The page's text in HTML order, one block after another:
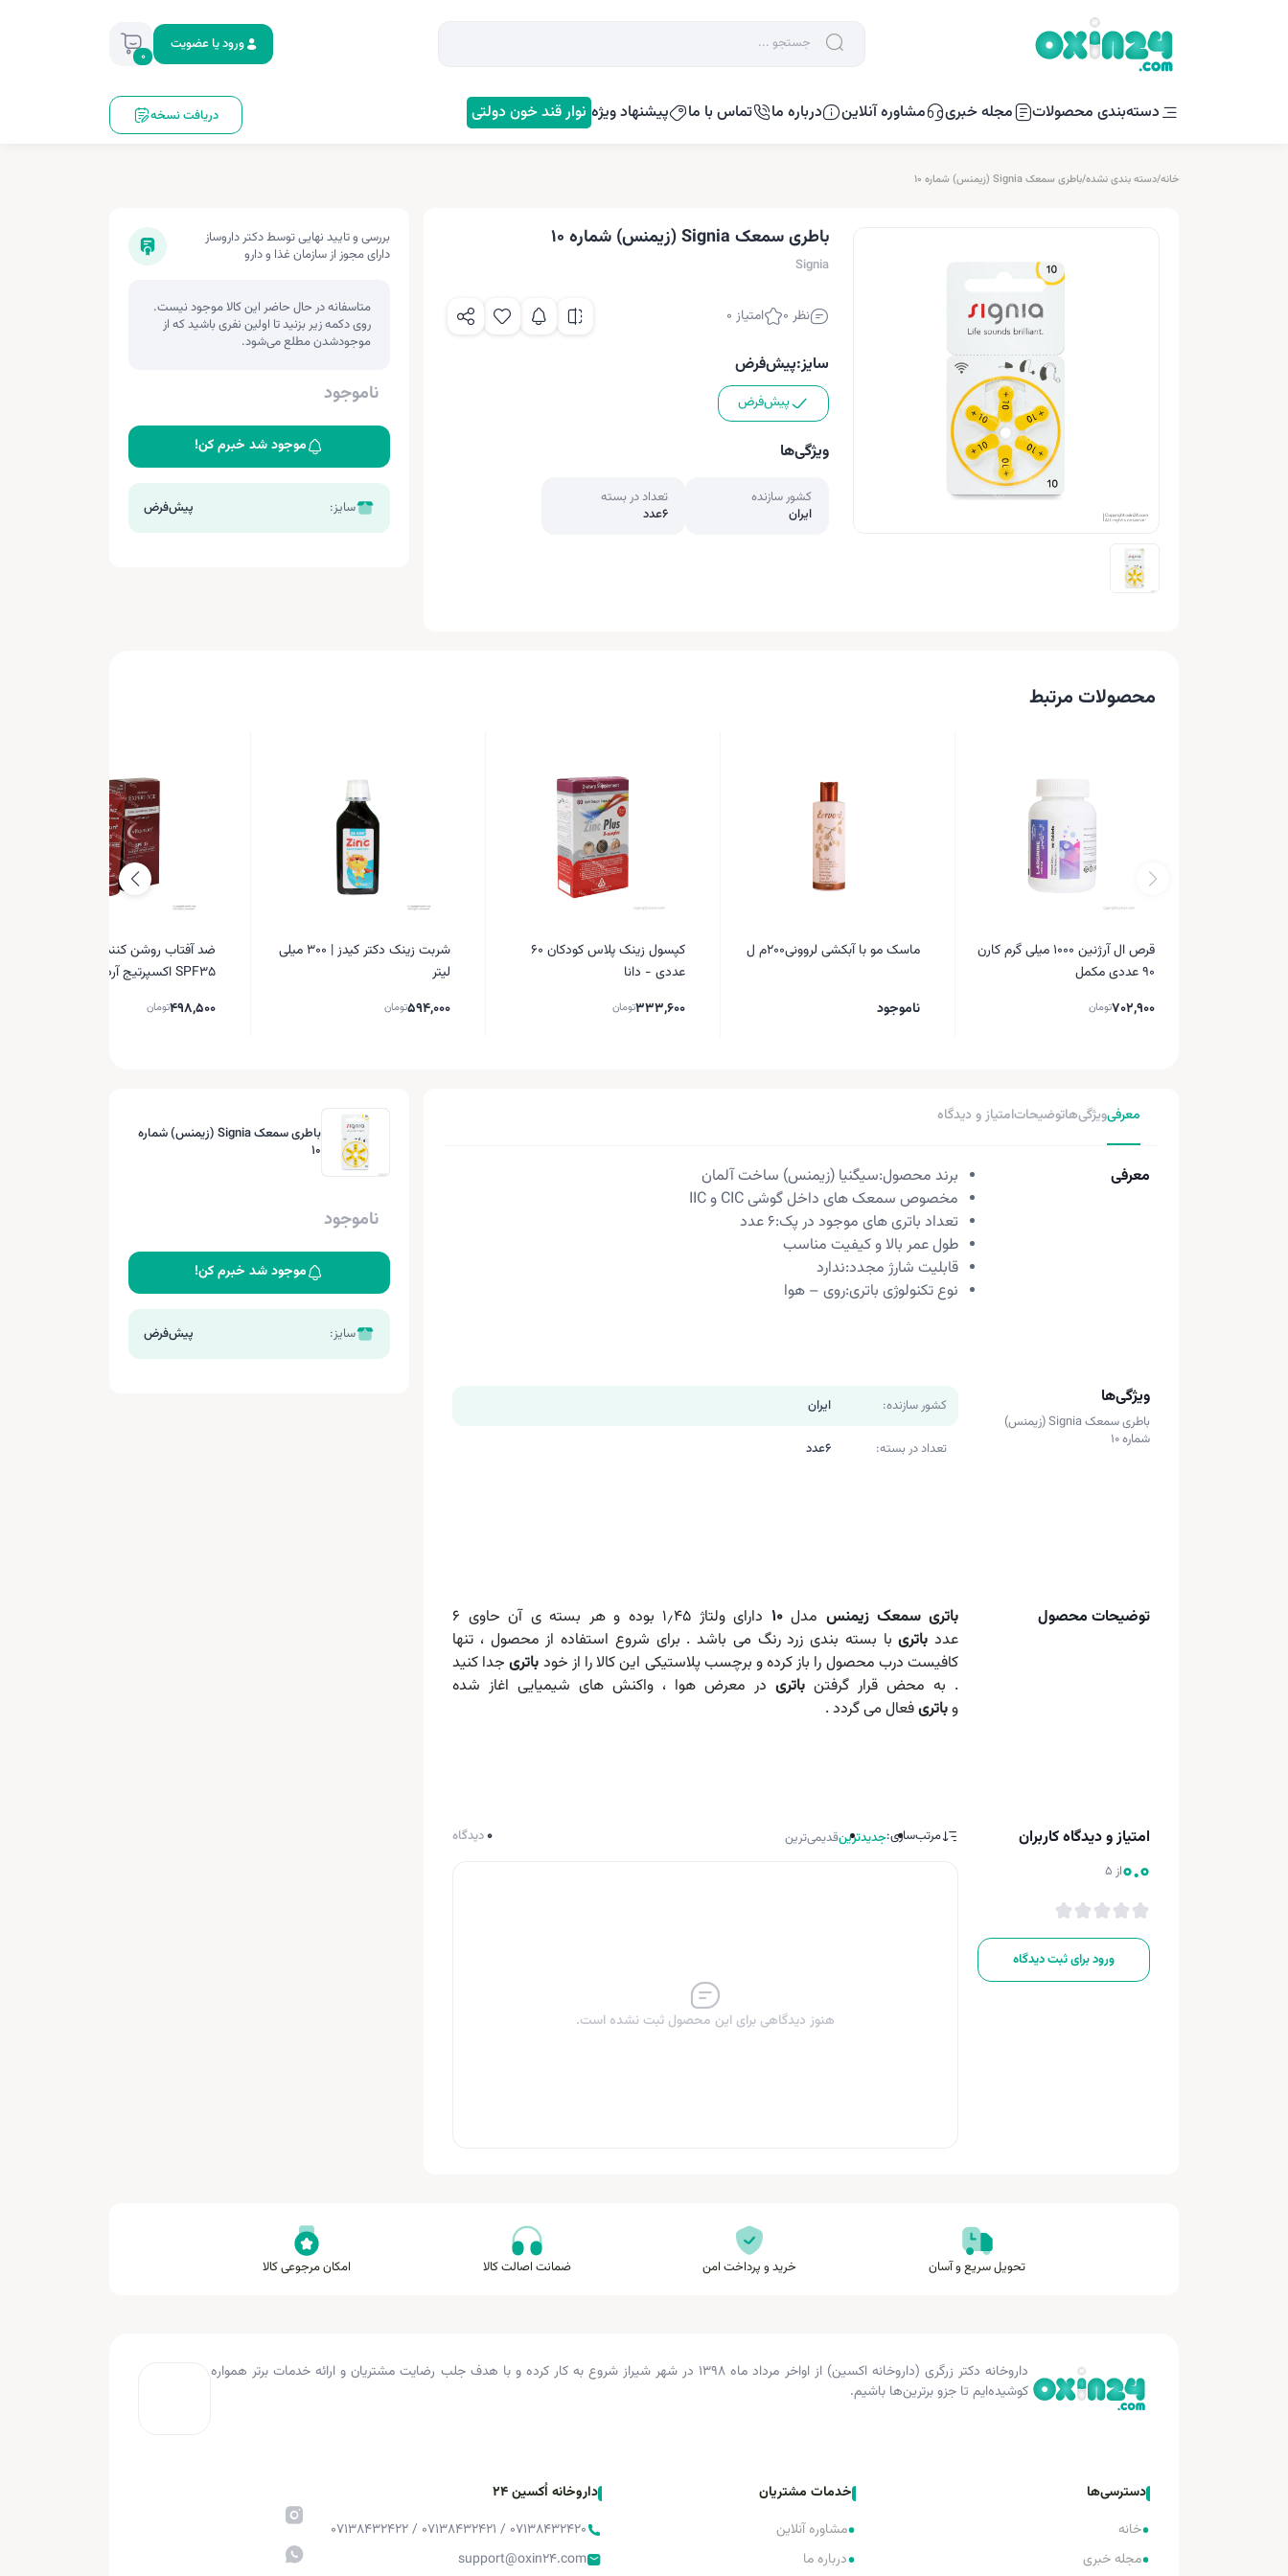
ورود یا عضویت
0
دسته‌بندی محصولات مجله خبری مشاوره آنلاین درباره ما تماس با ما پیشنهاد ویژه نوار قند خون دولتی دریافت نسخه
خانه/دسته بندی نشده/باطری سمعک Signia (زیمنس) شماره 10
باطری سمعک Signia (زیمنس) شماره 10
Signia
نظر 0 امتیاز 0
سایز:پیش‌فرض
پیش‌فرض
ویژگی‌ها
کشور سازنده
ایران
تعداد در بسته
6عدد
بررسی و تایید نهایی توسط دکتر داروساز
دارای مجوز از سازمان غذا و دارو
متاسفانه در حال حاضر این کالا موجود نیست.
روی دکمه زیر بزنید تا اولین نفری باشید که از
موجودشدن مطلع می‌شود.
ناموجود
موجود شد خبرم کن!
سایز: پیش‌فرض
محصولات مرتبط
قرص ال آرژنین 1000 میلی گرم کارن
90 عددی مکمل
702,900تومان
ماسک مو با آبکشی لروونی200م ل
ناموجود
کپسول زینک پلاس کودکان 60
عددی - دانا
333,600تومان
شربت زینک دکتر کیدز | 300 میلی
لیتر
594,000تومان
ضد آفتاب روشن کننده و ضد چروک
SPF35 اکسپرتیج آردن
498,500تومان
معرفیویژگی‌هاتوضیحاتامتیاز و دیدگاه
معرفی
برند محصول:سیگنیا (زیمنس) ساخت آلمان
مخصوص سمعک های داخل گوشی CIC و IIC
تعداد باتری های موجود در پک:6 عدد
طول عمر بالا و کیفیت مناسب
قابلیت شارژ مجدد:ندارد
نوع تکنولوژی باتری:روی – هوا
ویژگی‌ها
باطری سمعک Signia (زیمنس)
شماره 10
کشور سازنده: ایران
تعداد در بسته: 6عدد
توضیحات محصول باتری سمعک زیمنس مدل۱۰
دارای ولتاژ ۱٫۴۵ بوده و هر بسته ی آن حاوی ۶
عدد باتریبا بسته بندی زرد رنگ می باشد . برای شروع استفاده از محصول ، تنها
کافیست درب محصول را باز کرده و برچسب پلاستیکی این کالا را از خود باتریجدا کنید
. به محض قرار گرفتن باتری در معرض هوا ، واکنش های شیمیایی اغاز شده
وباتریفعال می گردد .
امتیاز و دیدگاه کاربران
0.0از 5
ورود برای ثبت دیدگاه
مرتب‌سازی:جدیدترینقدیمی‌ترین 0دیدگاه
هنوز دیدگاهی برای این محصول ثبت نشده است.
باطری سمعک Signia (زیمنس) شماره
10
ناموجود
موجود شد خبرم کن!
سایز: پیش‌فرض
تحویل سریع و آسان خرید و پرداخت امن ضمانت اصالت کالا امکان مرجوعی کالا
داروخانه دکتر زرگری (داروخانه اکسین) از اواخر مرداد ماه ۱۳۹۸ در شهر شیراز شروع به کار کرده و با هدف جلب رضایت مشتریان و ارائه خدمات برتر همواره
کوشیده‌ایم تا جزو برترین‌ها باشیم.
دسترسی‌ها
•خانه
•مجله خبری
خدمات مشتریان
•مشاوره آنلاین
•درباره ما
داروخانه اُکسین 24
۰۷۱۳۸۴۳۲۴۲۰ / ۰۷۱۳۸۴۳۲۴۲۱ / ۰۷۱۳۸۴۳۲۴۲۲
support@oxin24.com